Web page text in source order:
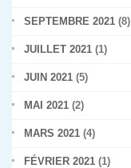
SEPTEMBRE 2021 (8)
JUILLET 2021 (1)
JUIN 2021 (5)
MAI 2021 (2)
MARS 2021 (4)
FÉVRIER 2021 (1)